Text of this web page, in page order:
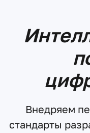
Внедряем
стандарты